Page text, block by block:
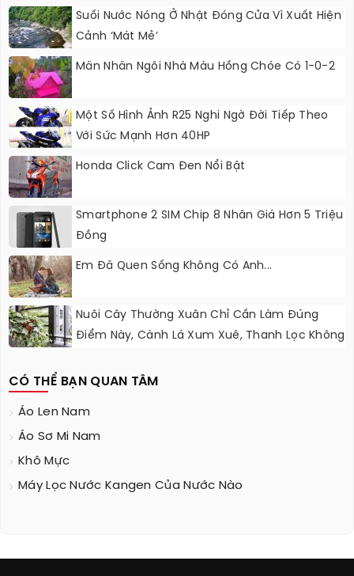
Suối Nước Nóng Ở Nhật Đóng Cửa Vì Xuất Hiện
Cảnh ‘mát Mẻ’
Mãn Nhãn Ngôi Nhà Màu Hồng Chóe Có 1-0-2
Một Số Hình Ảnh R25 Nghi Ngờ Đời Tiếp Theo
Với Sức Mạnh Hơn 40HP
Honda Click Cam Đen Nổi Bật
Smartphone 2 SIM Chip 8 Nhân Giá Hơn 5 Triệu
Đồng
Em Đã Quen Sống Không Có Anh...
Nuôi Cây Thường Xuân Chỉ Cần Làm Đúng
Điểm Này, Cành Lá Xum Xuê, Thanh Lọc Không
CÓ THỂ BẠN QUAN TÂM
Áo Len Nam
Áo Sơ Mi Nam
Khô Mực
Máy Lọc Nước Kangen Của Nước Nào